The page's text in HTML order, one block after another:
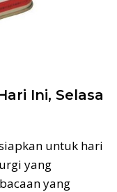
Ini, Selasa
untuk hari
yang
yang